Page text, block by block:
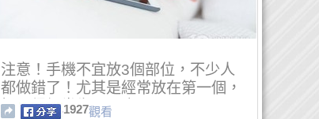
注意！手機不宜放3個部位，不少人
都做錯了！尤其是經常放在第一個，
怪不得經常失眠頭痛！
1927觀看